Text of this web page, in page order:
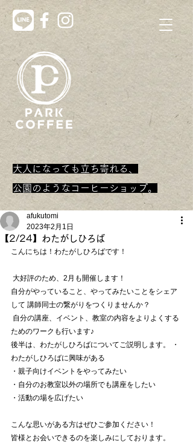
大人になっても立ち寄れる、
​公園のようなコーヒーショップ。
【2/24】わたがしひろば
afukutomi
2023年2月1日
こんにちは！わたがしひろばです！
大好評のため、2月も開催します！
自分がやっていること、やってみたいことをシェア
して 講師同士の繋がりをつくりませんか？
ためのワークも行います♪
後半は、わたがしひろばについてご説明します。 ・
わたがしひろばに興味がある
・親子向けイベントをやってみたい
・自分のお教室以外の場所でも講座をしたい
・活動の場を広げたい
こんな思いがある方はぜひご参加ください！
皆様とお会いできるのを楽しみにしております。